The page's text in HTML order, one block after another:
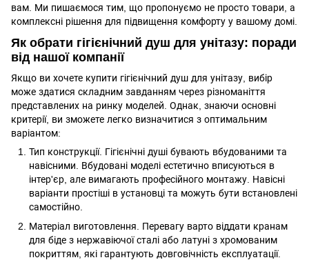
вам. Ми пишаємося тим, що пропонуємо не просто товари, а
комплексні рішення для підвищення комфорту у вашому домі.
Як обрати гігієнічний душ для унітазу: поради
від нашої компанії
Якщо ви хочете купити гігієнічний душ для унітазу, вибір
може здатися складним завданням через різноманіття
представлених на ринку моделей. Однак, знаючи основні
критерії, ви зможете легко визначитися з оптимальним
варіантом:
Тип конструкції. Гігієнічні душі бувають вбудованими та
навісними. Вбудовані моделі естетично вписуються в
інтер'єр, але вимагають професійного монтажу. Навісні
варіанти простіші в установці та можуть бути встановлені
самостійно.
Матеріал виготовлення. Перевагу варто віддати кранам
для біде з нержавіючої сталі або латуні з хромованим
покриттям, які гарантують довговічність експлуатації.